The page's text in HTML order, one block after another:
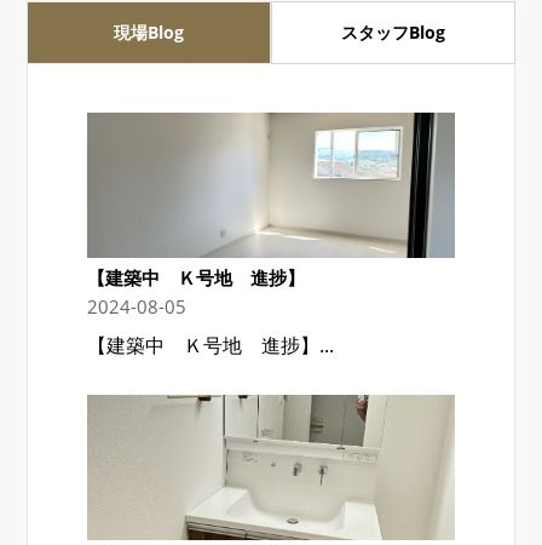
現場Blog スタッフBlog
【建築中 Ｋ号地 進捗】
2024-08-05
【建築中 Ｋ号地 進捗】...